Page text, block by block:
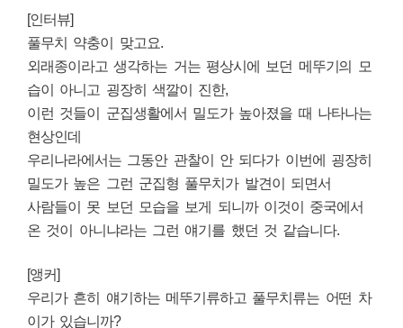
[인터뷰]
풀무치 약충이 맞고요.
외래종이라고 생각하는 거는 평상시에 보던 메뚜기의 모
습이 아니고 굉장히 색깔이 진한,
이런 것들이 군집생활에서 밀도가 높아졌을 때 나타나는
현상인데
우리나라에서는 그동안 관찰이 안 되다가 이번에 굉장히
밀도가 높은 그런 군집형 풀무치가 발견이 되면서
사람들이 못 보던 모습을 보게 되니까 이것이 중국에서
온 것이 아니냐라는 그런 얘기를 했던 것 같습니다.
[앵커]
우리가 흔히 얘기하는 메뚜기류하고 풀무치류는 어떤 차
이가 있습니까?